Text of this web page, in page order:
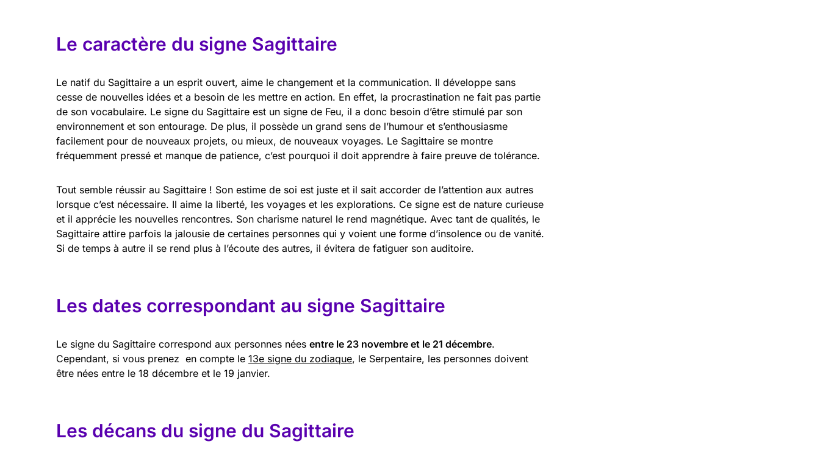
Le caractère du signe Sagittaire
Le natif du Sagittaire a un esprit ouvert, aime le changement et la communication. Il développe sans
cesse de nouvelles idées et a besoin de les mettre en action. En effet, la procrastination ne fait pas partie
de son vocabulaire. Le signe du Sagittaire est un signe de Feu, il a donc besoin d’être stimulé par son
environnement et son entourage. De plus, il possède un grand sens de l’humour et s’enthousiasme
facilement pour de nouveaux projets, ou mieux, de nouveaux voyages. Le Sagittaire se montre
fréquemment pressé et manque de patience, c’est pourquoi il doit apprendre à faire preuve de tolérance.
Tout semble réussir au Sagittaire ! Son estime de soi est juste et il sait accorder de l’attention aux autres
lorsque c’est nécessaire. Il aime la liberté, les voyages et les explorations. Ce signe est de nature curieuse
et il apprécie les nouvelles rencontres. Son charisme naturel le rend magnétique. Avec tant de qualités, le
Sagittaire attire parfois la jalousie de certaines personnes qui y voient une forme d’insolence ou de vanité.
Si de temps à autre il se rend plus à l’écoute des autres, il évitera de fatiguer son auditoire.
Les dates correspondant au signe Sagittaire
Le signe du Sagittaire correspond aux personnes nées entre le 23 novembre et le 21 décembre.
Cependant, si vous prenez en compte le 13e signe du zodiaque, le Serpentaire, les personnes doivent
être nées entre le 18 décembre et le 19 janvier.
Les décans du signe du Sagittaire